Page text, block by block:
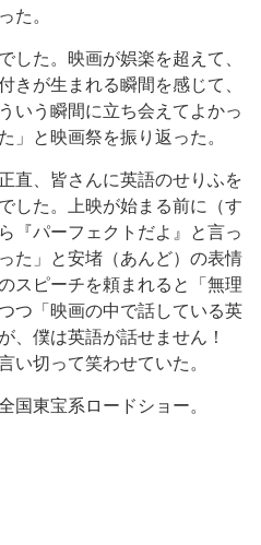
た。
た。映画が娯楽を超えて、
きが生まれる瞬間を感じて、
いう瞬間に立ち会えてよかっ
」と映画祭を振り返った。
直、皆さんに英語のせりふを
した。上映が始まる前に（す
『パーフェクトだよ』と言っ
た」と安堵（あんど）の表情
スピーチを頼まれると「無理
つ「映画の中で話している英
、僕は英語が話せません！
い切って笑わせていた。
東宝系ロードショー。